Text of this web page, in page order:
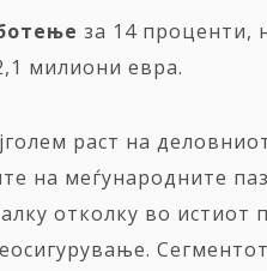
за 14 проценти,
милиони евра.
раст на
на меѓународните
отколку во